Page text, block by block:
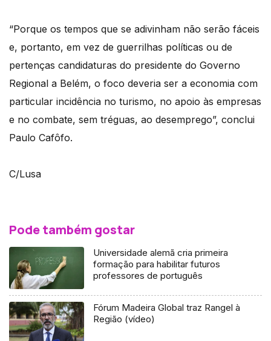
“Porque os tempos que se adivinham não serão fáceis
e, portanto, em vez de guerrilhas políticas ou de
pertenças candidaturas do presidente do Governo
Regional a Belém, o foco deveria ser a economia com
particular incidência no turismo, no apoio às empresas
e no combate, sem tréguas, ao desemprego”, conclui
Paulo Cafôfo.
C/Lusa
Pode também gostar
Universidade alemã cria primeira
formação para habilitar futuros
professores de português
Fórum Madeira Global traz Rangel à
Região (vídeo)